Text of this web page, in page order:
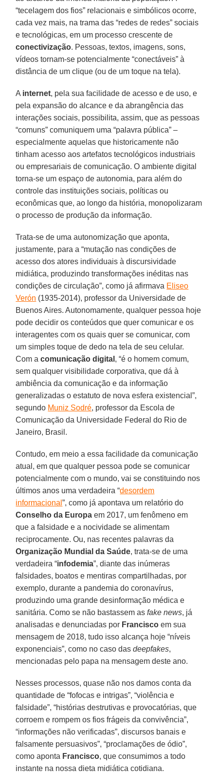
“tecelagem dos fios” relacionais e simbólicos ocorre,
cada vez mais, na trama das “redes de redes” sociais
e tecnológicas, em um processo crescente de
conectivização. Pessoas, textos, imagens, sons,
vídeos tornam-se potencialmente “conectáveis” à
distância de um clique (ou de um toque na tela).
A internet, pela sua facilidade de acesso e de uso, e
pela expansão do alcance e da abrangência das
interações sociais, possibilita, assim, que as pessoas
“comuns” comuniquem uma “palavra pública” –
especialmente aquelas que historicamente não
tinham acesso aos artefatos tecnológicos industriais
ou empresariais de comunicação. O ambiente digital
torna-se um espaço de autonomia, para além do
controle das instituições sociais, políticas ou
econômicas que, ao longo da história, monopolizaram
o processo de produção da informação.
Trata-se de uma autonomização que aponta,
justamente, para a “mutação nas condições de
acesso dos atores individuais à discursividade
midiática, produzindo transformações inéditas nas
condições de circulação”, como já afirmava Eliseo
Verón (1935-2014), professor da Universidade de
Buenos Aires. Autonomamente, qualquer pessoa hoje
pode decidir os conteúdos que quer comunicar e os
interagentes com os quais quer se comunicar, com
um simples toque de dedo na tela de seu celular.
Com acomunicação digital , “é o homem comum,
sem qualquer visibilidade corporativa, que dá à
ambiência da comunicação e da informação
generalizadas o estatuto de nova esfera existencial”,
segundo Muniz Sodré, professor da Escola de
Comunicação da Universidade Federal do Rio de
Janeiro, Brasil.
Contudo, em meio a essa facilidade da comunicação
atual, em que qualquer pessoa pode se comunicar
potencialmente com o mundo, vai se constituindo nos
últimos anos uma verdadeira “desordem
informacional”, como já apontava um relatório do
Conselho da Europa em 2017, um fenômeno em
que a falsidade e a nocividade se alimentam
reciprocamente. Ou, nas recentes palavras da
Organização Mundial da Saúde, trata-se de uma
verdadeira “infodemia”, diante das inúmeras
falsidades, boatos e mentiras compartilhadas, por
exemplo, durante a pandemia do coronavírus,
produzindo uma grande desinformação médica e
sanitária. Como se não bastassem asfake news, já
analisadas e denunciadas por Francisco em sua
mensagem de 2018, tudo isso alcança hoje “níveis
exponenciais”, como no caso dasdeepfakes,
mencionadas pelo papa na mensagem deste ano.
Nesses processos, quase não nos damos conta da
quantidade de “fofocas e intrigas”, “violência e
falsidade”, “histórias destrutivas e provocatórias, que
corroem e rompem os fios frágeis da convivência”,
“informações não verificadas”, discursos banais e
falsamente persuasivos”, “proclamações de ódio”,
como aponta Francisco, que consumimos a todo
instante na nossa dieta midiática cotidiana.